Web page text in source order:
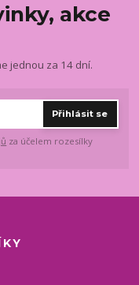
akce
jednou za 14 dní.
Přihlásit se
za účelem rozesílky